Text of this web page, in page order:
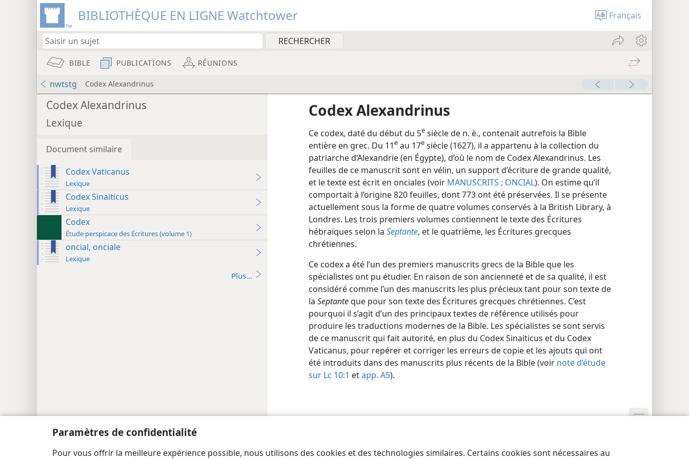
Paramètres de confidentialité
Pour vous offrir la meilleure expérience possible, nous utilisons des cookies et des technologies similaires. Certains cookies sont nécessaires au
BIBLIOTHÈQUE EN LIGNE Watchtower Français
BIBLE PUBLICATIONS RÉUNIONS
nwtstg Codex Alexandrinus
Codex Alexandrinus
Lexique
Document similaire
Codex Vaticanus
Lexique
Codex Sinaiticus
Lexique
Codex
Étude perspicace des Écritures (volume 1)
oncial, onciale
Lexique
Plus…
Codex Alexandrinus
Ce codex, daté du début du 5e siècle de n. è., contenait autrefois la Bible
entière en grec. Du 11e au 17e siècle (1627), il a appartenu à la collection du
patriarche d’Alexandrie (en Égypte), d’où le nom de Codex Alexandrinus. Les
feuilles de ce manuscrit sont en vélin, un support d’écriture de grande qualité,
et le texte est écrit en onciales (voir MANUSCRITS ; ONCIAL). On estime qu’il
comportait à l’origine 820 feuilles, dont 773 ont été préservées. Il se présente
actuellement sous la forme de quatre volumes conservés à la British Library, à
Londres. Les trois premiers volumes contiennent le texte des Écritures
hébraïques selon la Septante, et le quatrième, les Écritures grecques
chrétiennes.
Ce codex a été l’un des premiers manuscrits grecs de la Bible que les
spécialistes ont pu étudier. En raison de son ancienneté et de sa qualité, il est
considéré comme l’un des manuscrits les plus précieux tant pour son texte de
la Septanteque pour son texte des Écritures grecques chrétiennes. C’est
pourquoi il s’agit d’un des principaux textes de référence utilisés pour
produire les traductions modernes de la Bible. Les spécialistes se sont servis
de ce manuscrit qui fait autorité, en plus du Codex Sinaiticus et du Codex
Vaticanus, pour repérer et corriger les erreurs de copie et les ajouts qui ont
été introduits dans des manuscrits plus récents de la Bible (voir note d’étude
sur Lc 10:1 etapp. A5).
Copyright© 2026 Watch Tower Bible and Tract Society of Pennsylvania